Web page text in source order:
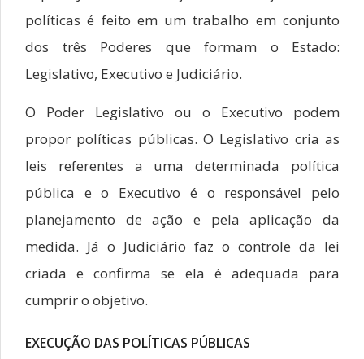
políticas é feito em um trabalho em conjunto
dos três Poderes que formam o Estado:
Legislativo, Executivo e Judiciário.
O Poder Legislativo ou o Executivo podem
propor políticas públicas. O Legislativo cria as
leis referentes a uma determinada política
pública e o Executivo é o responsável pelo
planejamento de ação e pela aplicação da
medida. Já o Judiciário faz o controle da lei
criada e confirma se ela é adequada para
cumprir o objetivo.
EXECUÇÃO DAS POLÍTICAS PÚBLICAS